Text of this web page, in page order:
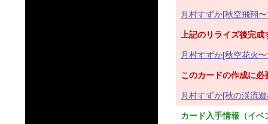
月村すずか[秋空飛翔
上記のリライズ後完
月村すずか[秋空花火
このカードの作成に必
月村すずか[秋の渓流
カード入手情報（イ